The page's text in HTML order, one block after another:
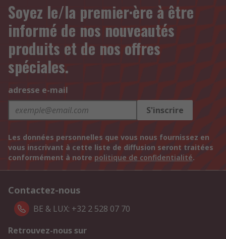
Soyez le/la premier·ère à être
informé de nos nouveautés
produits et de nos offres
spéciales.
adresse e-mail
S'inscrire
Les données personnelles que vous nous fournissez en
vous inscrivant à cette liste de diffusion seront traitées
conformément à notre politique de confidentialité.
Contactez-nous
BE & LUX: +32 2 528 07 70
Retrouvez-nous sur